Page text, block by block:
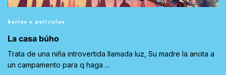
Series o películas
La casa búho
Trata de una niña introvertida llamada luz, Su madre la anota a
un campamento para q haga ...